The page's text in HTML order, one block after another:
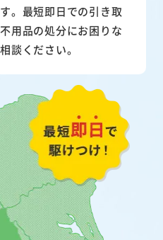
。最短即日での引き取
用品の処分にお困りな
談ください。